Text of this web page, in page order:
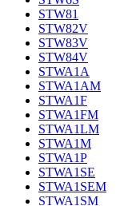
STW81
STW82V
STW83V
STW84V
STWA1A
STWA1AM
STWA1F
STWA1FM
STWA1LM
STWA1M
STWA1P
STWA1SE
STWA1SEM
STWA1SM